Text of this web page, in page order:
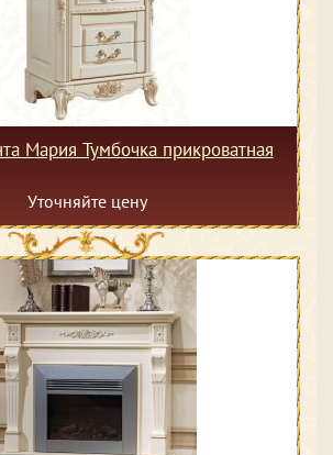
Мария Тумбочка прикроватная
Уточняйте цену